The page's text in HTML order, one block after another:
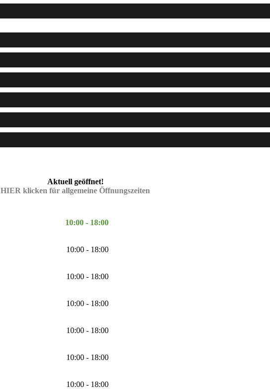
Aktuell geöffnet!
HIER klicken für allgemeine Öffnungszeiten
10:00 - 18:00
10:00 - 18:00
10:00 - 18:00
10:00 - 18:00
10:00 - 18:00
10:00 - 18:00
10:00 - 18:00